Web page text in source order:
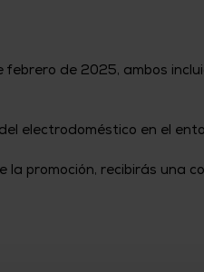
de 2025, ambos
electrodoméstico en el
promoción, recibirás una